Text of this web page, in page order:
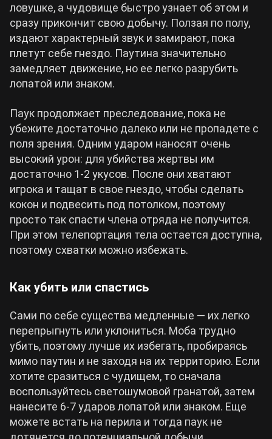
ловушке, а чудовище быстро узнает об этом и
сразу прикончит свою добычу. Ползая по полу,
издают характерный звук и замирают, пока
плетут себе гнездо. Паутина значительно
замедляет движение, но ее легко разрубить
лопатой или знаком.
Паук продолжает преследование, пока не
убежите достаточно далеко или не пропадете с
поля зрения. Одним ударом наносят очень
высокий урон: для убийства жертвы им
достаточно 1-2 укусов. После они хватают
игрока и тащат в свое гнездо, чтобы сделать
кокон и подвесить под потолком, поэтому
просто так спасти члена отряда не получится.
При этом телепортация тела остается доступна,
поэтому схватки можно избежать.
Как убить или спастись
Сами по себе существа медленные — их легко
перепрыгнуть или уклониться. Моба трудно
убить, поэтому лучше их избегать, пробираясь
мимо паутин и не заходя на их территорию. Если
хотите сразиться с чудищем, то сначала
воспользуйтесь светошумовой гранатой, затем
нанесите 6-7 ударов лопатой или знаком. Еще
можете встать на перила и тогда паук не